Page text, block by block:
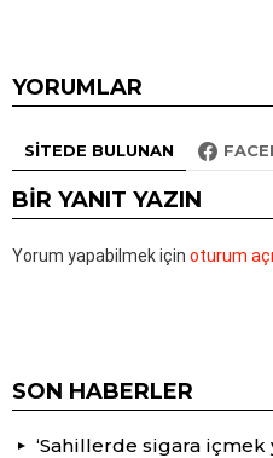
YORUMLAR
SITEDE BULUNAN
BIR YANIT YAZIN
Yorum yapabilmek için oturum
SON HABERLER
‘Sahillerde sigara içmek